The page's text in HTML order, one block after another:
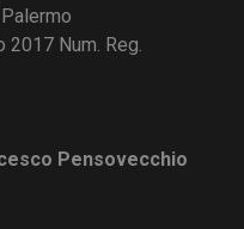
2017 Num. Reg.
Pensovecchio